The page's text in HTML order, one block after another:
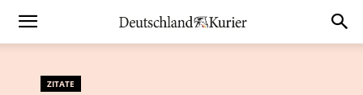
ZITATE